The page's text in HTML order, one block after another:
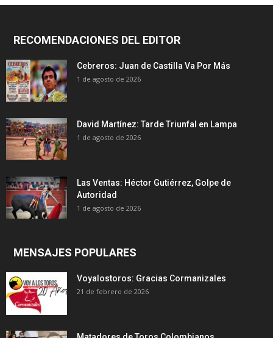
RECOMENDACIONES DEL EDITOR
Cebreros: Juan de Castilla Va Por Más
1 de agosto de 2026
David Martínez: Tarde Triunfal en Lampa
1 de agosto de 2026
Las Ventas: Héctor Gutiérrez, Golpe de
Autoridad
1 de agosto de 2026
MENSAJES POPULARES
Voyalostoros: Gracias Cormanizales
21 de febrero de 2026